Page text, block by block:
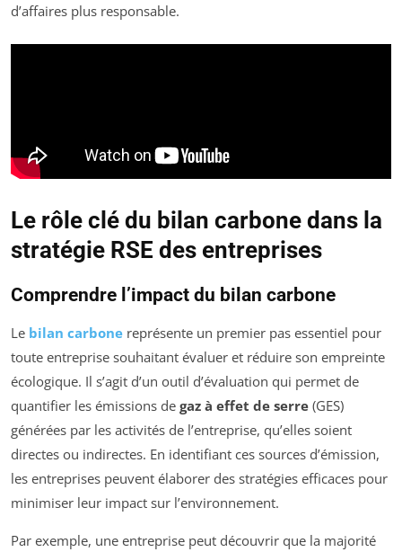
d’affaires plus responsable.
Le rôle clé du bilan carbone dans la
stratégie RSE des entreprises
Comprendre l’impact du bilan carbone
Le bilan carbone représente un premier pas essentiel pour
toute entreprise souhaitant évaluer et réduire son empreinte
écologique. Il s’agit d’un outil d’évaluation qui permet de
quantifier les émissions de gaz à effet de serre (GES)
générées par les activités de l’entreprise, qu’elles soient
directes ou indirectes. En identifiant ces sources d’émission,
les entreprises peuvent élaborer des stratégies efficaces pour
minimiser leur impact sur l’environnement.
Par exemple, une entreprise peut découvrir que la majorité